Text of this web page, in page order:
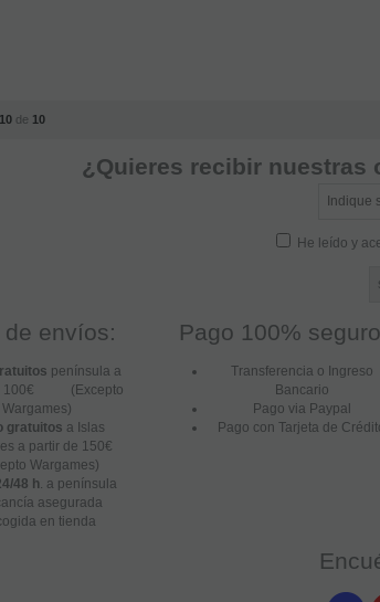
10 de 10
¿Quieres recibir nuestras
He leído y
envíos:
península a
100€ (Excepto
Wargames)
gratuitos a Islas
a partir de 150€
Wargames)
48 h . a península
asegurada
en tienda
Pago 100% seguro
Transferencia o Ingreso
Bancario
Pago via Paypal
Pago con Tarjeta de